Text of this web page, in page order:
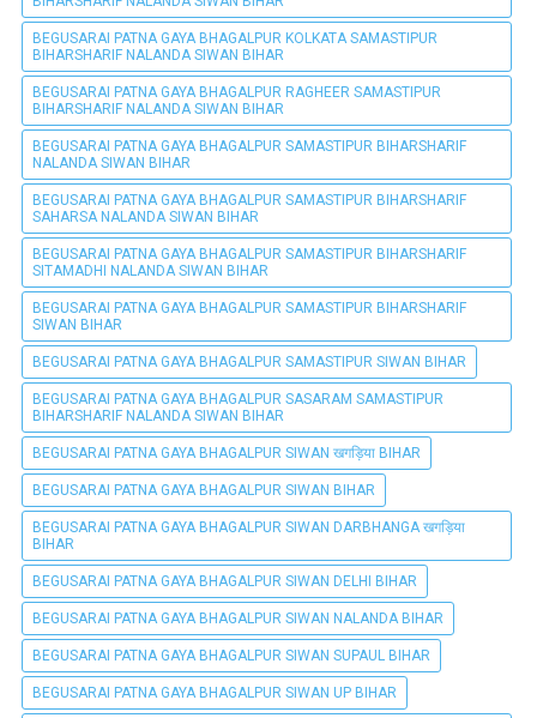
BEGUSARAI PATNA GAYA BHAGALPUR KOLKATA SAMASTIPUR
BIHARSHARIF NALANDA SIWAN BIHAR
BEGUSARAI PATNA GAYA BHAGALPUR RAGHEER SAMASTIPUR
BIHARSHARIF NALANDA SIWAN BIHAR
BEGUSARAI PATNA GAYA BHAGALPUR SAMASTIPUR BIHARSHARIF
NALANDA SIWAN BIHAR
BEGUSARAI PATNA GAYA BHAGALPUR SAMASTIPUR BIHARSHARIF
SAHARSA NALANDA SIWAN BIHAR
BEGUSARAI PATNA GAYA BHAGALPUR SAMASTIPUR BIHARSHARIF
SITAMADHI NALANDA SIWAN BIHAR
BEGUSARAI PATNA GAYA BHAGALPUR SAMASTIPUR BIHARSHARIF
SIWAN BIHAR
BEGUSARAI PATNA GAYA BHAGALPUR SAMASTIPUR SIWAN BIHAR
BEGUSARAI PATNA GAYA BHAGALPUR SASARAM SAMASTIPUR
BIHARSHARIF NALANDA SIWAN BIHAR
BEGUSARAI PATNA GAYA BHAGALPUR SIWAN खगड़िया BIHAR
BEGUSARAI PATNA GAYA BHAGALPUR SIWAN BIHAR
BEGUSARAI PATNA GAYA BHAGALPUR SIWAN DARBHANGA खगड़िया
BIHAR
BEGUSARAI PATNA GAYA BHAGALPUR SIWAN DELHI BIHAR
BEGUSARAI PATNA GAYA BHAGALPUR SIWAN NALANDA BIHAR
BEGUSARAI PATNA GAYA BHAGALPUR SIWAN SUPAUL BIHAR
BEGUSARAI PATNA GAYA BHAGALPUR SIWAN UP BIHAR